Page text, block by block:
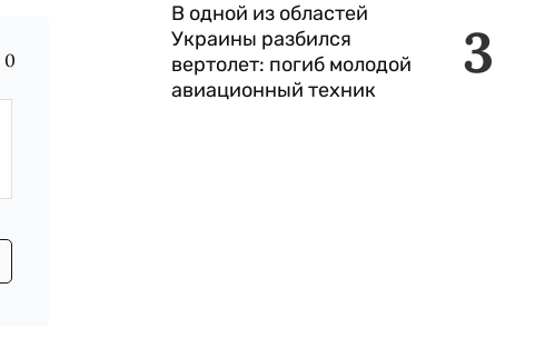
0 3
В одной из областей
Украины разбился
вертолет: погиб молодой
авиационный техник